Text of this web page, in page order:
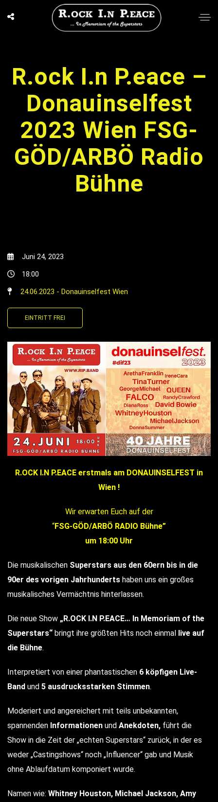
R.ock I.n P.eace –
Donauinselfest
2023 Wien FSG-
GÖD/ARBÖ Radio
Bühne
Juni 24, 2023
18:00
24.06.2023 - Donauinselfest Wien
EINTRITT FREI
R.OCK I.N P.EACE erstmals am DONAUINSELFEST in
Wien !
Wir erwarten Euch auf der
“FSG-GÖD/ARBÖ RADIO Bühne”
um 18:00 Uhr
Die musikalischen Superstars aus den 60ern bis in die
90er des vorigen Jahrhunderts haben uns ein großes
musikalisches Vermächtnis hinterlassen.
Die neue Show „R.OCK I.N P.EACE… In Memoriam of the
Superstars“ bringt ihre größten Hits noch einmal
live auf
die Bühne.
Interpretiert von einer phantastischen 6 köpfigen Live-
Band und 5 ausdrucksstarken Stimmen.
Moderiert und angereichert mit teils unbekannten,
spannenden Informationen und Anekdoten, führt die
Show in die Zeit der „echten Superstars“ zurück, in der es
weder „Castingshows“ noch „Influencer“ gab und Musik
ohne Ablaufdatum komponiert wurde.
Namen wie: Whitney Houston, Michael Jackson, Amy